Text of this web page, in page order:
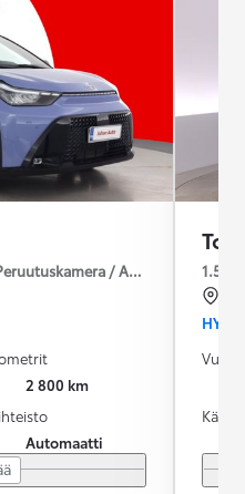
/ Autom. Pitkät /
2 800 km
Automaatti
1.5